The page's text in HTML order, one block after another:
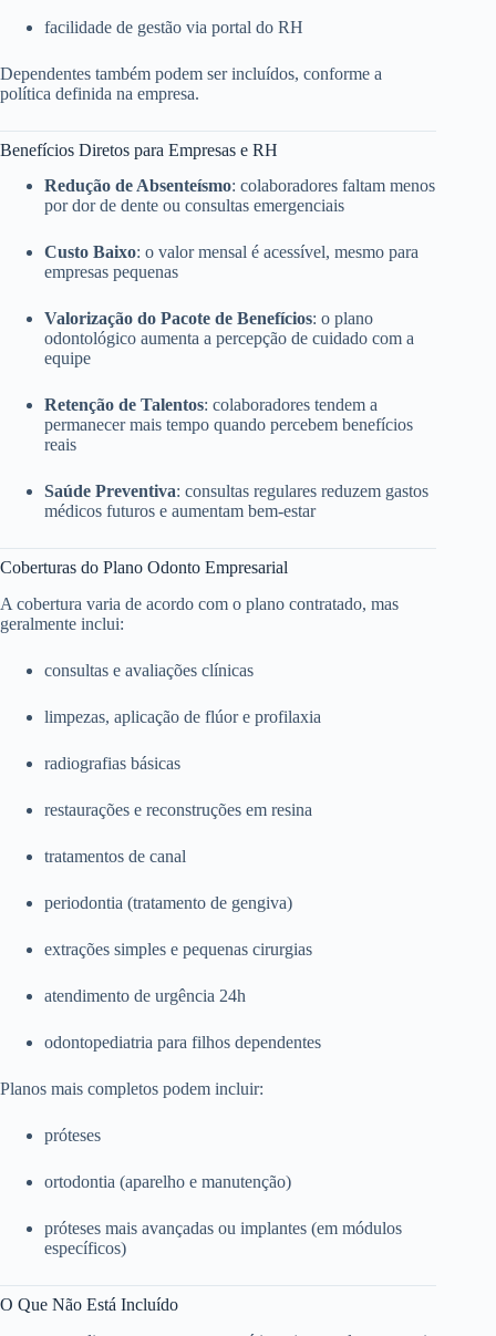
facilidade de gestão via portal do RH
Dependentes também podem ser incluídos, conforme a
política definida na empresa.
Benefícios Diretos para Empresas e RH
Redução de Absenteísmo: colaboradores faltam menos
por dor de dente ou consultas emergenciais
Custo Baixo: o valor mensal é acessível, mesmo para
empresas pequenas
Valorização do Pacote de Benefícios: o plano
odontológico aumenta a percepção de cuidado com a
equipe
Retenção de Talentos: colaboradores tendem a
permanecer mais tempo quando percebem benefícios
reais
Saúde Preventiva: consultas regulares reduzem gastos
médicos futuros e aumentam bem-estar
Coberturas do Plano Odonto Empresarial
A cobertura varia de acordo com o plano contratado, mas
geralmente inclui:
consultas e avaliações clínicas
limpezas, aplicação de flúor e profilaxia
radiografias básicas
restaurações e reconstruções em resina
tratamentos de canal
periodontia (tratamento de gengiva)
extrações simples e pequenas cirurgias
atendimento de urgência 24h
odontopediatria para filhos dependentes
Planos mais completos podem incluir:
próteses
ortodontia (aparelho e manutenção)
próteses mais avançadas ou implantes (em módulos
específicos)
O Que Não Está Incluído